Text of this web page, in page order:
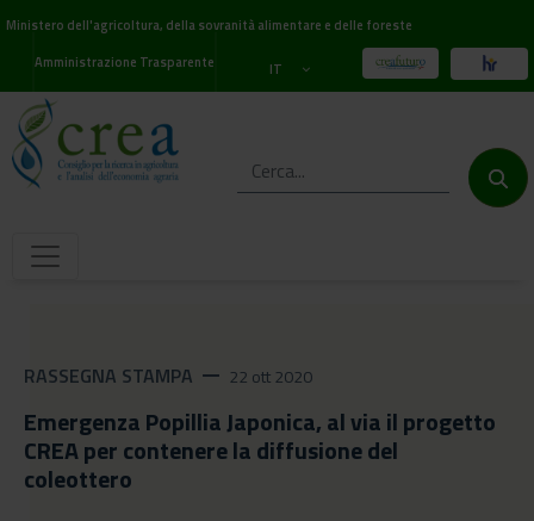
Ministero dell'agricoltura, della sovranità alimentare e delle foreste
Amministrazione Trasparente
IT
RASSEGNA STAMPA remove 22 ott 2020
Emergenza Popillia Japonica, al via il progetto
CREA per contenere la diffusione del
coleottero